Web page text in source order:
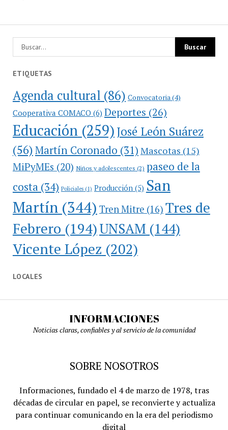
ETIQUETAS
Agenda cultural (86) Convocatoria (4)
Cooperativa COMACO(6) Deportes (26)
Educación(259)José León Suárez
(56)Martín Coronado (31) Mascotas (15)
MiPyMEs (20) Niños y adolescentes (2) paseo de la
costa(34) Policiales(1) Producción(5) San
Martín(344) Tren Mitre (16) Tres de
Febrero (194)UNSAM (144)
Vicente López (202)
LOCALES
INFORMACIONES
Noticias claras, confiables y al servicio de la comunidad
SOBRE NOSOTROS
Informaciones, fundado el 4 de marzo de 1978, tras
décadas de circular en papel, se reconvierte y actualiza
para continuar comunicando en la era del periodismo
digital